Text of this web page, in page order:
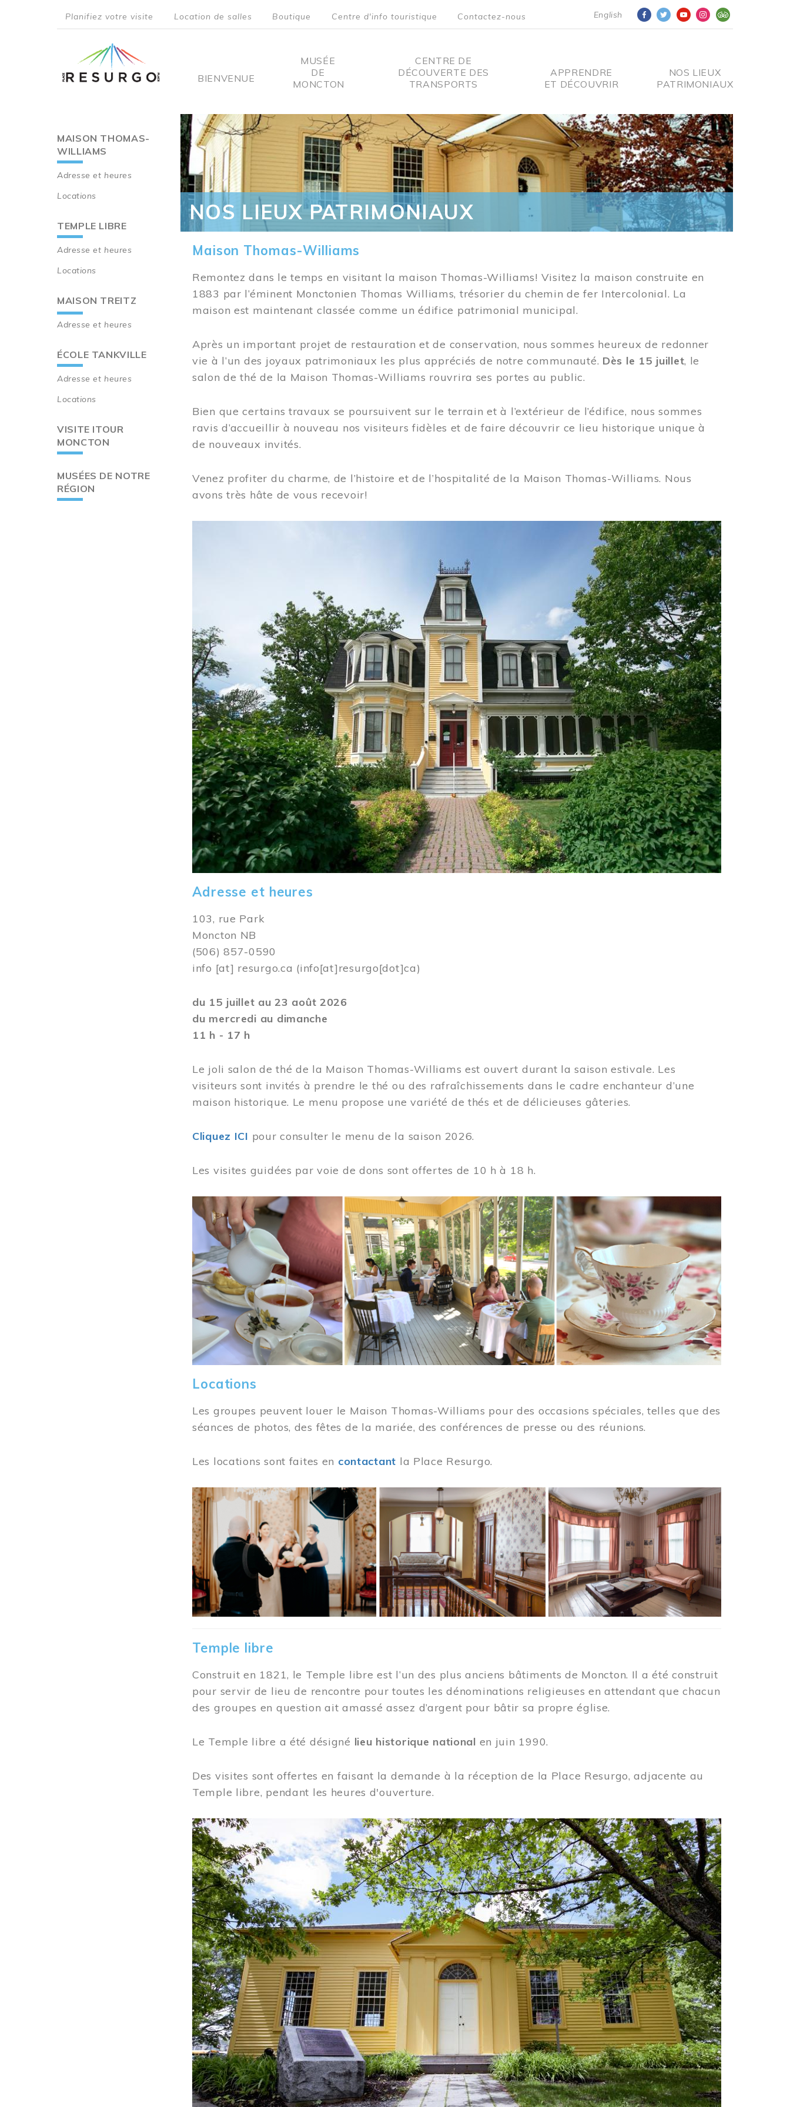
English
menu
Planifiez votre visite Location de salles Boutique Centre d'info touristique Contactez-nous
Main
BIENVENUE
MUSÉE
DE
MONCTON
CENTRE DE
DÉCOUVERTE DES
TRANSPORTS
APPRENDRE
ET DÉCOUVRIR
NOS LIEUX
PATRIMONIAUX
Main
navigation
MAISON THOMAS-
WILLIAMS
Adresse et heures
Locations
TEMPLE LIBRE
Adresse et heures
Locations
MAISON TREITZ
Adresse et heures
ÉCOLE TANKVILLE
Adresse et heures
Locations
VISITE ITOUR
MONCTON
MUSÉES DE NOTRE
RÉGION
NOS LIEUX PATRIMONIAUX
Maison Thomas-Williams
Remontez dans le temps en visitant la maison Thomas-Williams! Visitez la maison construite en
1883 par l’éminent Monctonien Thomas Williams, trésorier du chemin de fer Intercolonial. La
maison est maintenant classée comme un édifice patrimonial municipal.
Après un important projet de restauration et de conservation, nous sommes heureux de redonner
vie à l’un des joyaux patrimoniaux les plus appréciés de notre communauté. Dès le 15 juillet, le
salon de thé de la Maison Thomas-Williams rouvrira ses portes au public.
Bien que certains travaux se poursuivent sur le terrain et à l’extérieur de l’édifice, nous sommes
ravis d’accueillir à nouveau nos visiteurs fidèles et de faire découvrir ce lieu historique unique à
de nouveaux invités.
Venez profiter du charme, de l’histoire et de l’hospitalité de la Maison Thomas-Williams. Nous
avons très hâte de vous recevoir!
Adresse et heures
103, rue Park
Moncton NB
(506) 857-0590
info [at] resurgo.ca (info[at]resurgo[dot]ca)
du 15 juillet au 23 août 2026
du mercredi au dimanche
11 h - 17 h
Le joli salon de thé de la Maison Thomas-Williams est ouvert durant la saison estivale. Les
visiteurs sont invités à prendre le thé ou des rafraîchissements dans le cadre enchanteur d’une
maison historique. Le menu propose une variété de thés et de délicieuses gâteries.
Cliquez ICI pour consulter le menu de la saison 2026.
Les visites guidées par voie de dons sont offertes de 10 h à 18 h.
Image
Locations
Les groupes peuvent louer le Maison Thomas-Williams pour des occasions spéciales, telles que des
séances de photos, des fêtes de la mariée, des conférences de presse ou des réunions.
Les locations sont faites en contactant la Place Resurgo.
Image
Temple libre
Construit en 1821, le Temple libre est l’un des plus anciens bâtiments de Moncton. Il a été construit
pour servir de lieu de rencontre pour toutes les dénominations religieuses en attendant que chacun
des groupes en question ait amassé assez d’argent pour bâtir sa propre église.
Le Temple libre a été désigné lieu historique national en juin 1990.
Des visites sont offertes en faisant la demande à la réception de la Place Resurgo, adjacente au
Temple libre, pendant les heures d'ouverture.
Image